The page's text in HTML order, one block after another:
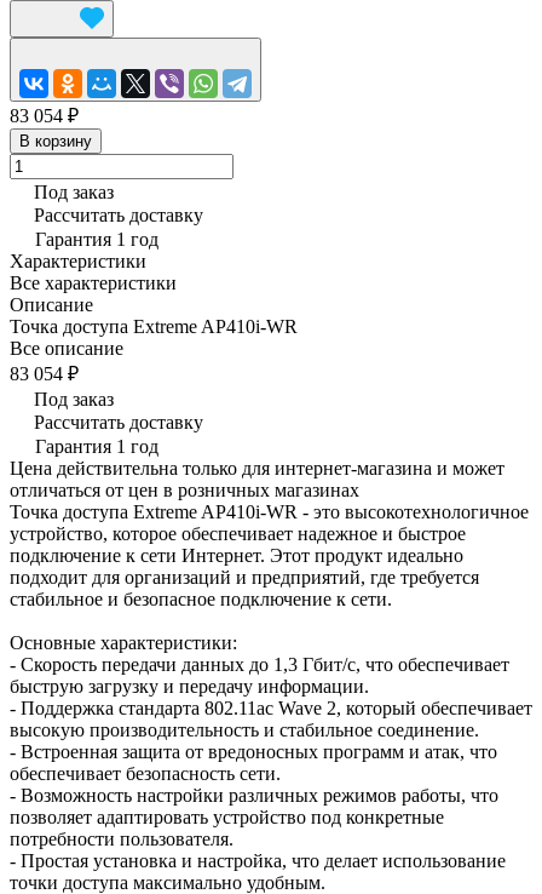
83 054 ₽
В корзину
Под заказ
Рассчитать доставку
Гарантия 1 год
Характеристики
Все характеристики
Описание
Точка доступа Extreme AP410i-WR
Все описание
83 054 ₽
Под заказ
Рассчитать доставку
Гарантия 1 год
Цена действительна только для интернет-магазина и может
отличаться от цен в розничных магазинах
Точка доступа Extreme AP410i-WR - это высокотехнологичное
устройство, которое обеспечивает надежное и быстрое
подключение к сети Интернет. Этот продукт идеально
подходит для организаций и предприятий, где требуется
стабильное и безопасное подключение к сети.
Основные характеристики:
- Скорость передачи данных до 1,3 Гбит/с, что обеспечивает
быструю загрузку и передачу информации.
- Поддержка стандарта 802.11ac Wave 2, который обеспечивает
высокую производительность и стабильное соединение.
- Встроенная защита от вредоносных программ и атак, что
обеспечивает безопасность сети.
- Возможность настройки различных режимов работы, что
позволяет адаптировать устройство под конкретные
потребности пользователя.
- Простая установка и настройка, что делает использование
точки доступа максимально удобным.